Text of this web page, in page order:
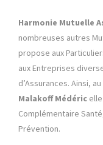
Harmonie Mutuelle
nombreuses autres
propose aux
aux Entreprises
d’Assurances. Ainsi,
Malakoff Médéric
Complémentaire
Prévention.